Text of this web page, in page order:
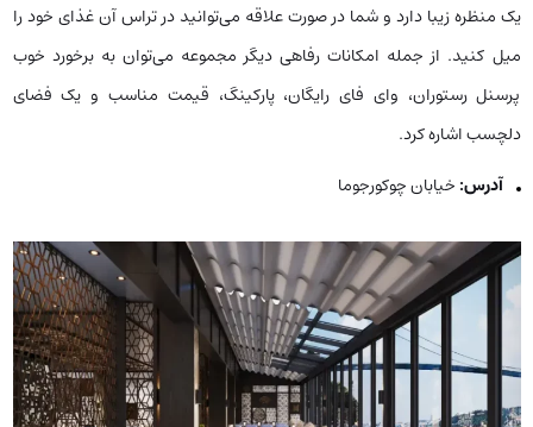
یک منظره زیبا دارد و شما در صورت علاقه می‌توانید در تراس آن غذای خود را
میل کنید. از جمله امکانات رفاهی دیگر مجموعه می‌توان به برخورد خوب
پرسنل رستوران، وای فای رایگان، پارکینگ، قیمت مناسب و یک فضای
دلچسب اشاره کرد.
آدرس: خیابان چوکورجوما